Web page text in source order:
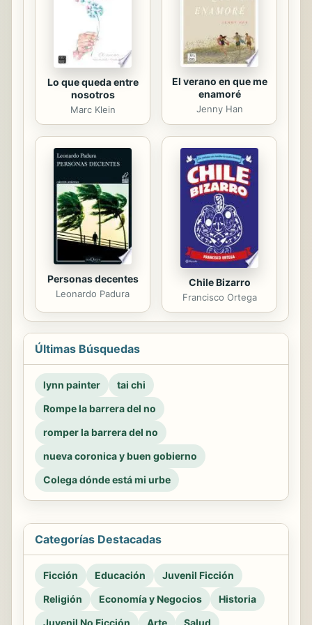
teoría especulativa de la literatura,
vale decir, sistemática, encuentran ...
Lo que queda entre
nosotros
Marc Klein
El verano en que me
enamoré
Jenny Han
Personas decentes
Leonardo Padura
Chile Bizarro
Francisco Ortega
Últimas Búsquedas
lynn painter
tai chi
Rompe la barrera del no
romper la barrera del no
nueva coronica y buen gobierno
Colega dónde está mi urbe
Categorías Destacadas
Ficción Educación
Juvenil Ficción
Religión
Economía y Negocios
Historia
Juvenil No Ficción
Arte Salud